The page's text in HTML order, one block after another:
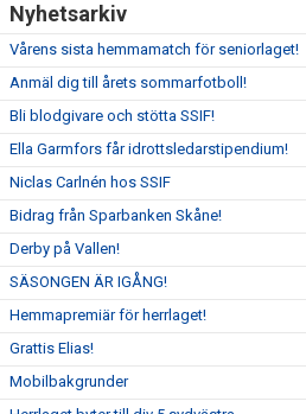
Nyhetsarkiv
Vårens sista hemmamatch för seniorlaget!
Anmäl dig till årets sommarfotboll!
Bli blodgivare och stötta SSIF!
Ella Garmfors får idrottsledarstipendium!
Niclas Carlnén hos SSIF
Bidrag från Sparbanken Skåne!
Derby på Vallen!
SÄSONGEN ÄR IGÅNG!
Hemmapremiär för herrlaget!
Grattis Elias!
Mobilbakgrunder